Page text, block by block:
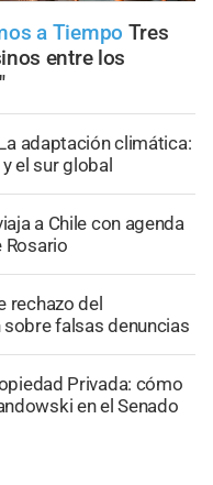
a Tiempo Tres
entre los
adaptación climática:
el sur global
a Chile con agenda
Rosario
rechazo del
falsas denuncias
Privada: cómo
en el Senado